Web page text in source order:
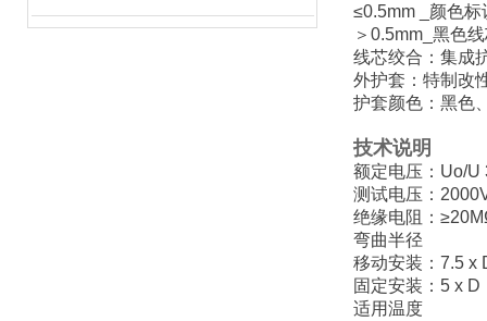
≤0.5mm _颜色
＞0.5mm_黑色
线芯绞合：集成
外护套：特制改
护套颜色：黑色
技术说明
额定电压：Uo/U
测试电压：
绝缘电阻：
弯曲半径
移动安装：7.5 x
固定安装：5 x D
适用温度